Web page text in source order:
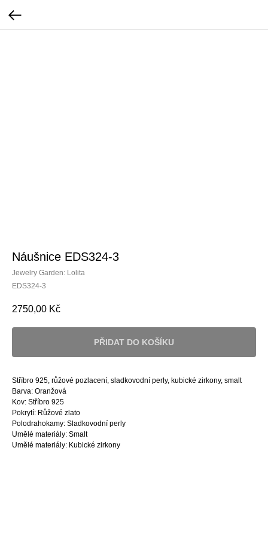
Náušnice EDS324-3
Jewelry Garden: Lolita
EDS324-3
2750,00 Kč
PŘIDAT DO KOŠÍKU
Stříbro 925, růžové pozlacení, sladkovodní perly, kubické zirkony, smalt
Barva: Oranžová
Kov: Stříbro 925
Pokrytí: Růžové zlato
Polodrahokamy: Sladkovodní perly
Umělé materiály: Smalt
Umělé materiály: Kubické zirkony